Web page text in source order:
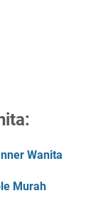
Wanita
Murah